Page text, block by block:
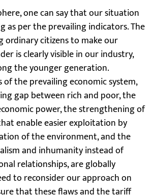
one can say that our situation
as per the prevailing indicators. The
ordinary citizens to make our
is clearly visible in our industry,
the younger generation.
of the prevailing economic system,
gap between rich and poor, the
power, the strengthening of
enable easier exploitation by
of the environment, and the
and inhumanity instead of
relationships, are globally
to reconsider our approach on
that these flaws and the tariff